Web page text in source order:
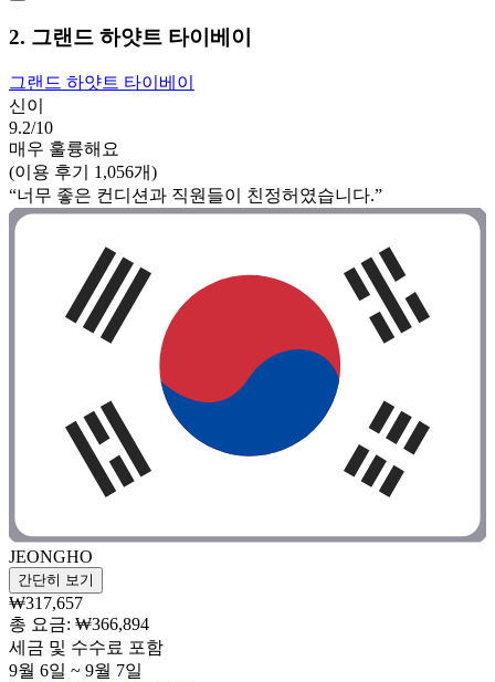
2. 그랜드 하얏트 타이베이
그랜드 하얏트 타이베이
신이
9.2/10
매우 훌륭해요
(이용 후기 1,056개)
“너무 좋은 컨디션과 직원들이 친정허였습니다.”
JEONGHO
간단히 보기
₩317,657
총 요금: ₩366,894
세금 및 수수료 포함
9월 6일 ~ 9월 7일